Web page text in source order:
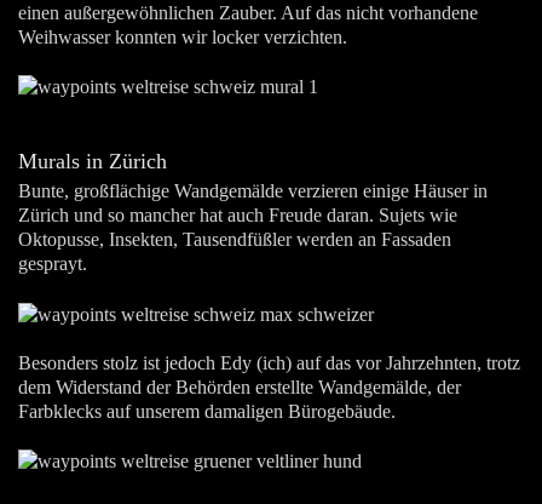
einen außergewöhnlichen Zauber. Auf das nicht vorhandene
Weihwasser konnten wir locker verzichten.
Murals in Zürich
Bunte, großflächige Wandgemälde verzieren einige Häuser in
Zürich und so mancher hat auch Freude daran. Sujets wie
Oktopusse, Insekten, Tausendfüßler werden an Fassaden
gesprayt.
Besonders stolz ist jedoch Edy (ich) auf das vor Jahrzehnten, trotz
dem Widerstand der Behörden erstellte Wandgemälde, der
Farbklecks auf unserem damaligen Bürogebäude.